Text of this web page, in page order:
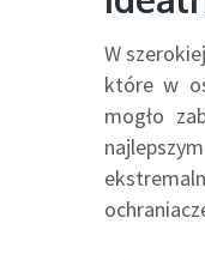
W
które w
mogło